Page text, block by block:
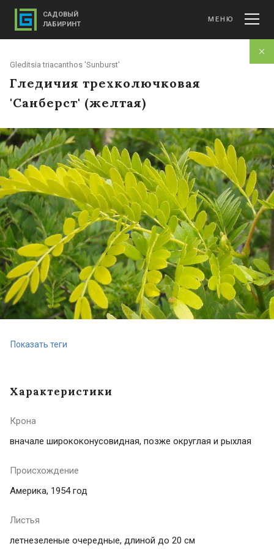
Gleditsia triacanthos 'Sunburst'
Гледичия трехколючковая
'Санберст' (желтая)
Показать теги
Характеристики
Крона
вначале ширококонусовидная, позже округлая и рыхлая
Происхождение
Америка, 1954 год
Листья
летнезеленые очередные, длиной до 20 см
САДОВЫЙ
ЛАБИРИНТ
МЕНЮ